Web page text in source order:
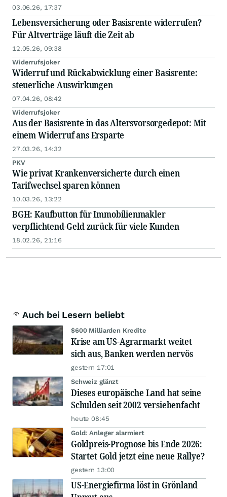
03.06.26, 17:37
Lebensversicherung oder Basisrente widerrufen?
Für Altverträge läuft die Zeit ab
12.05.26, 09:38
Widerrufsjoker
Widerruf und Rückabwicklung einer Basisrente:
steuerliche Auswirkungen
07.04.26, 08:42
Widerrufsjoker
Aus der Basisrente in das Altersvorsorgedepot: Mit
einem Widerruf ans Ersparte
27.03.26, 14:32
PKV
Wie privat Krankenversicherte durch einen
Tarifwechsel sparen können
10.03.26, 13:22
BGH: Kaufbutton für Immobilienmakler
verpflichtend-Geld zurück für viele Kunden
18.02.26, 21:16
Auch bei Lesern beliebt
$600 Milliarden Kredite
Krise am US-Agrarmarkt weitet
sich aus, Banken werden nervös
gestern 17:01
Schweiz glänzt
Dieses europäische Land hat seine
Schulden seit 2002 versiebenfacht
heute 08:45
Gold: Anleger alarmiert
Goldpreis-Prognose bis Ende 2026:
Startet Gold jetzt eine neue Rallye?
gestern 13:00
US-Energiefirma löst in Grönland